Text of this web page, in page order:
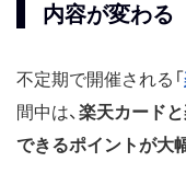
内容が変わる
不定期で開催される「
間中は、 楽天カード
できるポイントが大